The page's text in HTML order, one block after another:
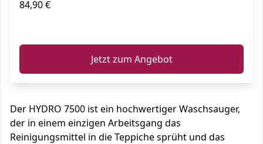
84,90 €
Jetzt zum Angebot
Der HYDRO 7500 ist ein hochwertiger Waschsauger,
der in einem einzigen Arbeitsgang das
Reinigungsmittel in die Teppiche sprüht und das